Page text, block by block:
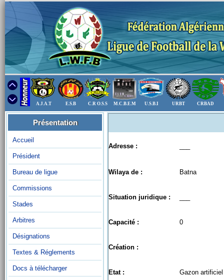
A.J.A.T E.S.B C.R O.S.S M.C.B.E.M U.S.B.I URBT CRBAD
Présentation
Accueil
Président
Bureau de ligue
Commissions
Stades
Arbitres
Désignations
Textes & Réglements
Docs à télécharger
Adresse :
Wilaya de : Batna
Situation juridique :
Capacité : 0
Création :
Etat : Gazon artificiel